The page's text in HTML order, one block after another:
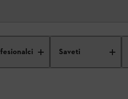
Saveti